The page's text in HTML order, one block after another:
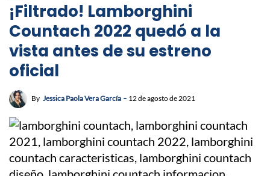
¡Filtrado! Lamborghini
Countach 2022 quedó a la
vista antes de su estreno
oficial
By Jessica Paola Vera García 12 de agosto de 2021